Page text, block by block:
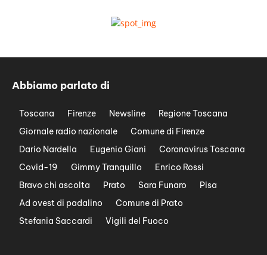
Abbiamo parlato di
Toscana Firenze Newsline
Regione Toscana
Giornale radio nazionale
Comune di Firenze
Dario Nardella
Eugenio Giani
Coronavirus Toscana
Covid-19
Gimmy Tranquillo
Enrico Rossi
Bravo chi ascolta
Prato Sara Funaro
Pisa
Ad ovest di padalino
Comune di Prato
Stefania Saccardi
Vigili del Fuoco